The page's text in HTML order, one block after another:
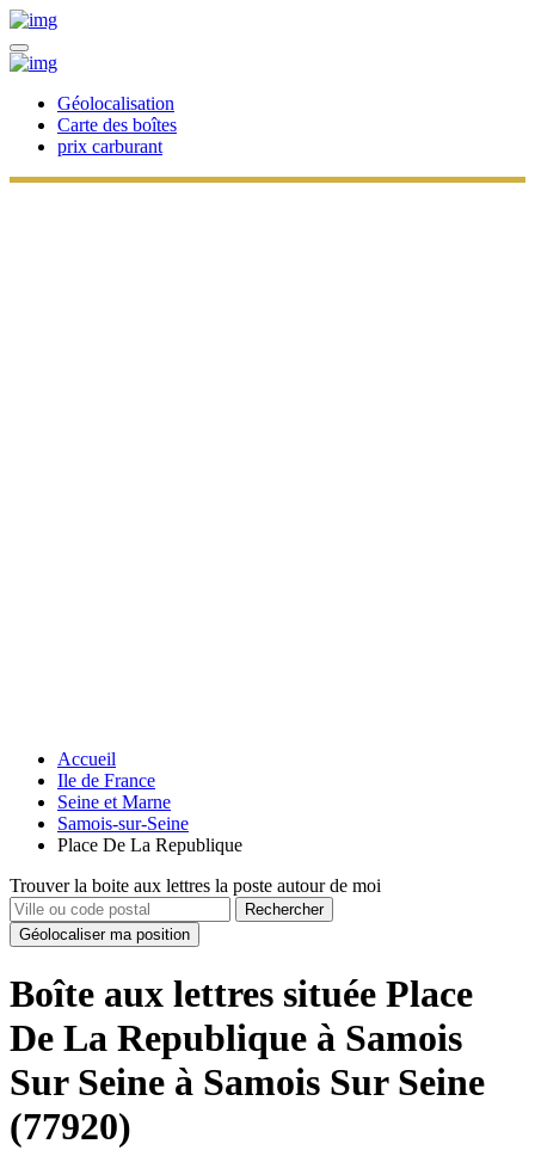
Géolocalisation
Carte des boîtes
prix carburant
Accueil
Ile de France
Seine et Marne
Samois-sur-Seine
Place De La Republique
Trouver la boite aux lettres la poste autour de moi
Rechercher
Géolocaliser ma position
Boîte aux lettres située Place
De La Republique à Samois
Sur Seine à Samois Sur Seine
(77920)